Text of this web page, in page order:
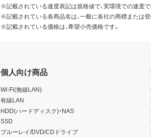
※記載されている速度表記は規格値で、実環境での速度で
※記載されている各商品名は、一般に各社の商標または登
※記載されている価格は、希望小売価格です。
個人向け商品
Wi-Fi(無線LAN)
有線LAN
HDD(ハードディスク)・NAS
SSD
ブルーレイ/DVD/CDドライブ